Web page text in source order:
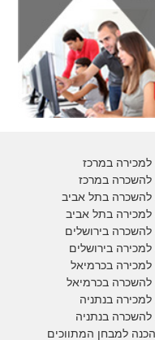
למכירה במרכז
להשכרה במרכז
להשכרה בתל אביב
למכירה בתל אביב
להשכרה בירושלים
למכירה בירושלים
למכירה בכרמיאל
להשכרה בכרמיאל
למכירה בנתניה
להשכרה בנתניה
למבחן המתווכים